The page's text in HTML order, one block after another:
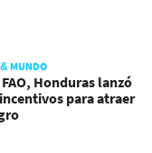
MUNDO
Honduras lanzó
para atraer